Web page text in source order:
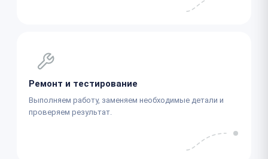
Ремонт и тестирование
Выполняем работу, заменяем необходимые детали и
проверяем результат.